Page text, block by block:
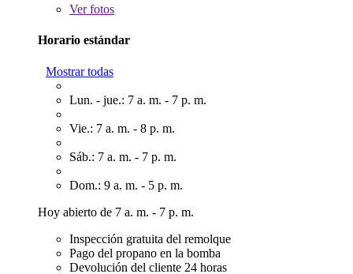
Verfotos
Horario estándar
Mostrar todas
Lun. - jue.: 7 a. m. - 7 p. m.
Vie.: 7 a. m. - 8 p. m.
Sáb.: 7 a. m. - 7 p. m.
Dom.: 9 a. m. - 5 p. m.
Hoy abierto de 7 a. m. - 7 p. m.
Inspección gratuita del remolque
Pago del propano en la bomba
Devolución del cliente 24 horas